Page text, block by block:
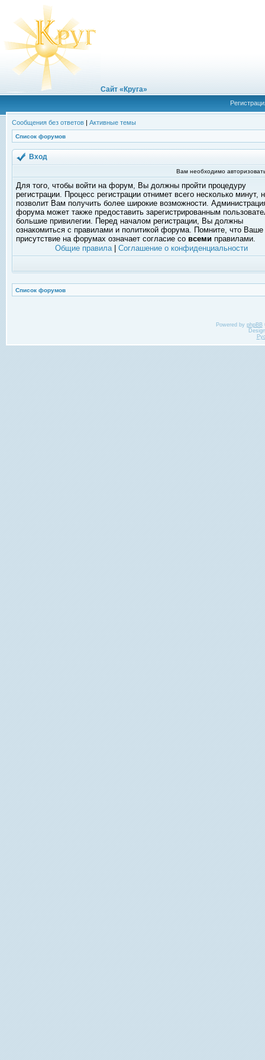
Сайт «Круга»
Сообщения без ответов | Активные темы
Список форумов
Вход
Вам необходимо
Для того, чтобы войти на форум, Вы должны пройти процедуру
регистрации. Процесс регистрации отнимет всего несколько минут,
позволит Вам получить более широкие возможности.
форума может также предоставить зарегистрированным
большие привилегии. Перед началом регистрации, Вы должны
ознакомиться с правилами и политикой форума. Помните, что Ваше
присутствие на форумах означает согласие со всеми правилами.
Общие правила| Соглашение о конфиденциальности
Список форумов
Powered by phpBB